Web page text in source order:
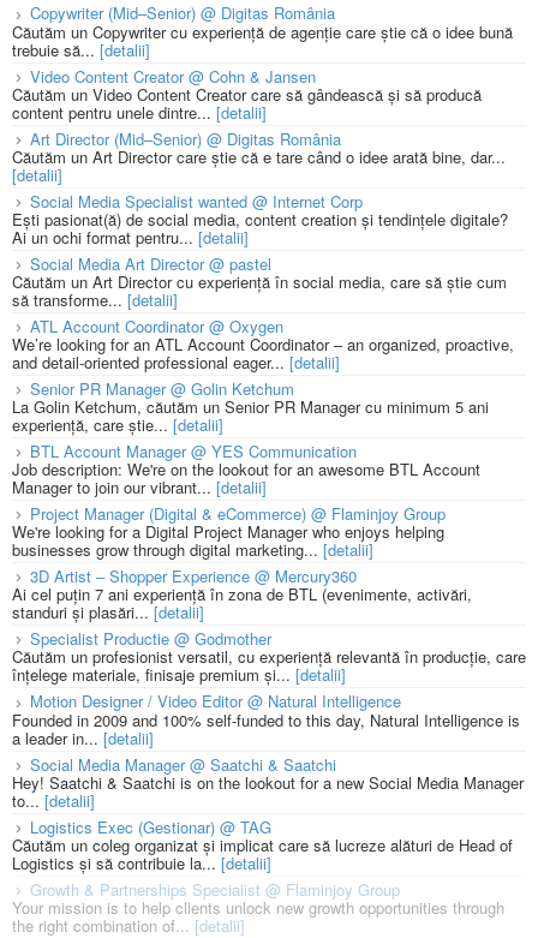
Copywriter (Mid–Senior) @ Digitas România
Căutăm un Copywriter cu experiență de agenție care știe că o idee bună
trebuie să... [detalii]
Video Content Creator @ Cohn & Jansen
Căutăm un Video Content Creator care să gândească și să producă
content pentru unele dintre... [detalii]
Art Director (Mid–Senior) @ Digitas România
Căutăm un Art Director care știe că e tare când o idee arată bine, dar...
[detalii]
Social Media Specialist wanted @ Internet Corp
Ești pasionat(ă) de social media, content creation și tendințele digitale?
Ai un ochi format pentru... [detalii]
Social Media Art Director @ pastel
Căutăm un Art Director cu experiență în social media, care să știe cum
să transforme... [detalii]
ATL Account Coordinator @ Oxygen
We’re looking for an ATL Account Coordinator – an organized, proactive,
and detail-oriented professional eager... [detalii]
Senior PR Manager @ Golin Ketchum
La Golin Ketchum, căutăm un Senior PR Manager cu minimum 5 ani
experiență, care știe... [detalii]
BTL Account Manager @ YES Communication
Job description: We're on the lookout for an awesome BTL Account
Manager to join our vibrant... [detalii]
Project Manager (Digital & eCommerce) @ Flaminjoy Group
We're looking for a Digital Project Manager who enjoys helping
businesses grow through digital marketing... [detalii]
3D Artist – Shopper Experience @ Mercury360
Ai cel puțin 7 ani experiență în zona de BTL (evenimente, activări,
standuri și plasări... [detalii]
Specialist Productie @ Godmother
Căutăm un profesionist versatil, cu experiență relevantă în producție, care
înțelege materiale, finisaje premium și... [detalii]
Motion Designer / Video Editor @ Natural Intelligence
Founded in 2009 and 100% self-funded to this day, Natural Intelligence is
a leader in... [detalii]
Social Media Manager @ Saatchi & Saatchi
Hey! Saatchi & Saatchi is on the lookout for a new Social Media Manager
to... [detalii]
Logistics Exec (Gestionar) @ TAG
Căutăm un coleg organizat și implicat care să lucreze alături de Head of
Logistics și să contribuie la... [detalii]
Growth & Partnerships Specialist @ Flaminjoy Group
Your mission is to help clients unlock new growth opportunities through
the right combination of... [detalii]